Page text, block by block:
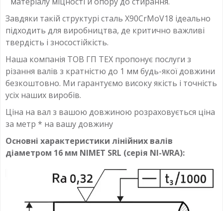
Завдяки такій структурі сталь X90CrMoV18 ідеально
підходить для виробництва, де критично важливі
твердість і зносостійкість.
Наша компанія ТОВ ГП ТЕХ пропонує послуги з
різання валів з кратністю до 1 мм будь-якої довжини
безкоштовно. Ми гарантуємо високу якість і точність
усіх наших виробів.
Ціна на вал з вашою довжиною розраховується ціна
за метр * на вашу довжину
Основні характеристики лінійних валів
діаметром 16 мм NIMET SRL (серія NI-WRA):